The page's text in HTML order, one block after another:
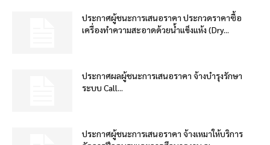
ประกาศผู้ชนะการเสนอราคา ประกวดราคาซื้อ
เครื่องทำความสะอาดด้วยน้ำแข็งแห้ง (Dry...
ประกาศผลผู้ชนะการเสนอราคา จ้างบำรุงรักษา
ระบบ Call...
ประกาศผู้ชนะการเสนอราคา จ้างเหมาให้บริการ